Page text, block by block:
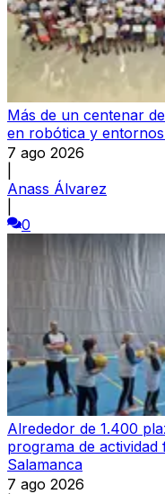
Más de un centenar
en robótica y
7 ago 2026
Anass Álvarez
0
Alrededor de 1.400
programa de
Salamanca
7 ago 2026